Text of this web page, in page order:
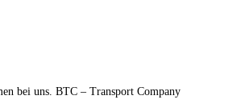
bei uns. BTC – Transport Company